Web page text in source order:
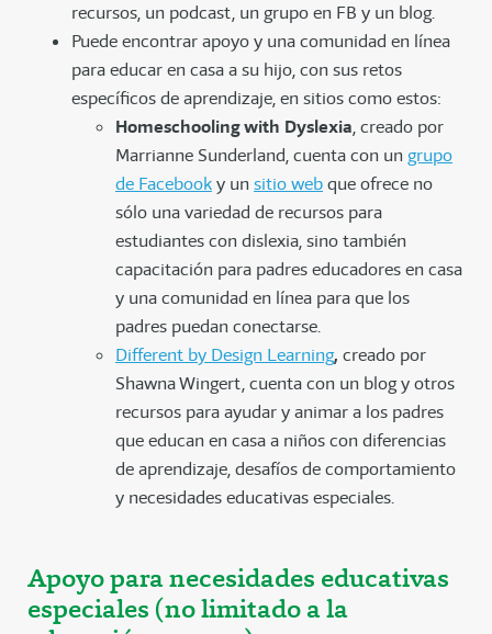
recursos, un podcast, un grupo en FB y un blog.
Puede encontrar apoyo y una comunidad en línea
para educar en casa a su hijo, con sus retos
específicos de aprendizaje, en sitios como estos:
Homeschooling with Dyslexia, creado por
Marrianne Sunderland, cuenta con un grupo
de Facebooky un sitio webque ofrece no
sólo una variedad de recursos para
estudiantes con dislexia, sino también
capacitación para padres educadores en casa
y una comunidad en línea para que los
padres puedan conectarse.
Different by Design Learning, creado por
Shawna Wingert, cuenta con un blog y otros
recursos para ayudar y animar a los padres
que educan en casa a niños con diferencias
de aprendizaje, desafíos de comportamiento
y necesidades educativas especiales.
Apoyo para necesidades educativas
especiales (no limitado a la